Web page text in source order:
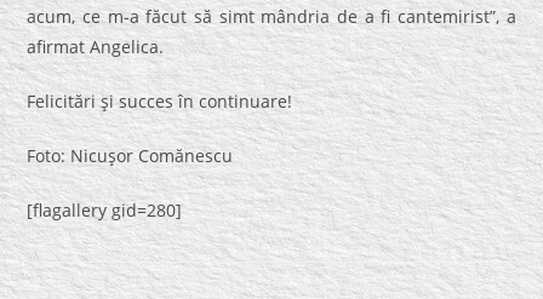
acum, ce m-a făcut să simt mândria de a fi cantemirist”, a
afirmat Angelica.
Felicitări şi succes în continuare!
Foto: Nicuşor Comănescu
[flagallery gid=280]